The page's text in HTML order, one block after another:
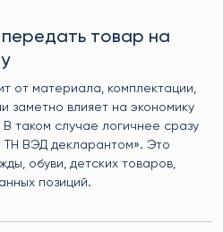
товар на
от материала, комплектации,
заметно влияет на экономику
таком случае логичнее сразу
ТН ВЭД декларантом». Это
обуви, детских товаров,
позиций.